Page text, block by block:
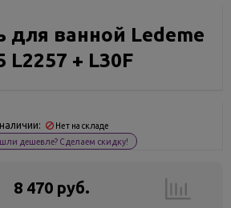
для ванной Ledeme
L2257 + L30F
Нет на складе
дешевле? Сделаем скидку!
8 470 руб.